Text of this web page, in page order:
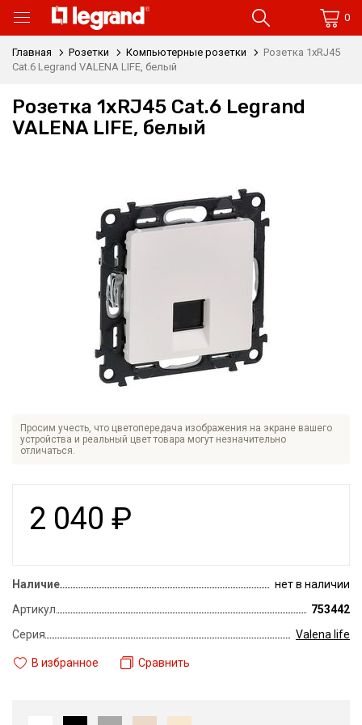
0
Главная Розетки Компьютерные розетки
Розетка 1xRJ45
Cat.6 Legrand VALENA LIFE, белый
Розетка 1xRJ45 Cat.6 Legrand
VALENA LIFE, белый
Просим учесть, что цветопередача изображения на экране вашего
устройства и реальный цвет товара могут незначительно
отличаться.
2 040 ₽
Наличие
нет в наличии
Артикул
753442
Серия
Valena life
В избранное Сравнить